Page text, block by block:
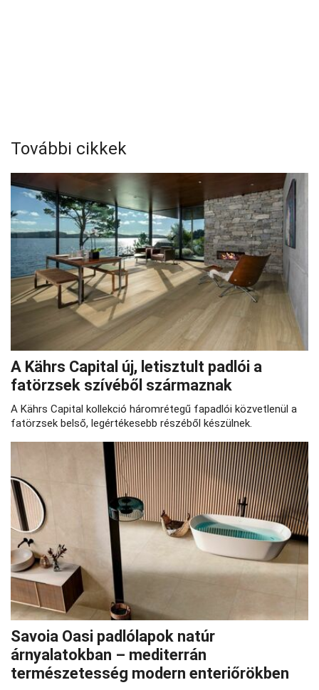
További cikkek
A Kährs Capital új, letisztult padlói a
fatörzsek szívéből származnak
A Kährs Capital kollekció háromrétegű fapadlói közvetlenül a
fatörzsek belső, legértékesebb részéből készülnek.
Savoia Oasi padlólapok natúr
árnyalatokban – mediterrán
természetesség modern enteriőrökben